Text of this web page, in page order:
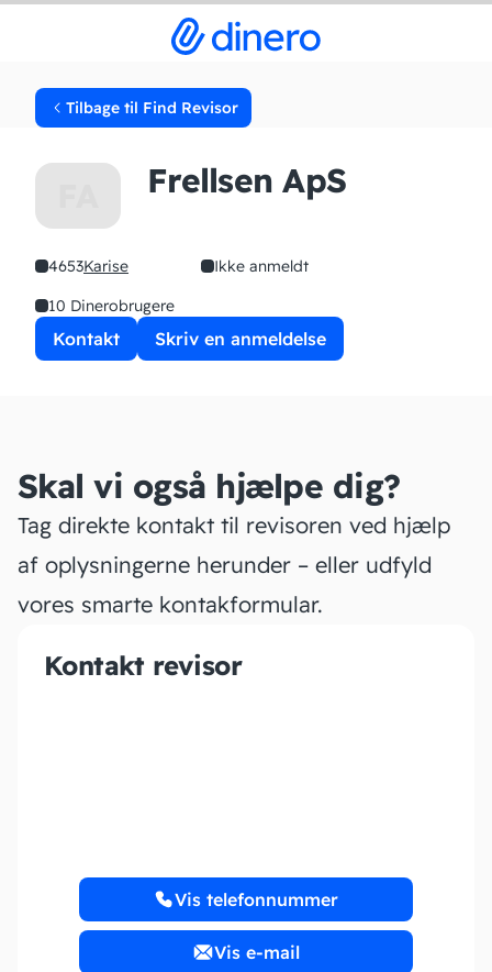
Tilbage til Find Revisor
Frellsen ApS
4653Karise
Ikke anmeldt
10 Dinerobrugere
Kontakt Skriv en anmeldelse
Skal vi også hjælpe dig?
Tag direkte kontakt til revisoren ved hjælp
af oplysningerne herunder – eller udfyld
vores smarte kontakformular.
Kontakt revisor
Vis telefonnummer
Vis e-mail